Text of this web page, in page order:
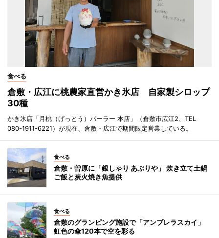
食べる
倉敷・広江に桃農家直営かき氷店 自家製シロップ
30種
かき氷店「月桃（げっとう）パーラー 本店」（倉敷市広江2、TEL
080-1911-6221）が現在、倉敷・広江で期間限定営業している。
食べる
倉敷・曽原に「銀しゃり あぶりや」 炊き立て土鍋
ご飯と炭火焼き魚提供
食べる
倉敷のグランピング施設で「アンブレラスカイ」
虹色の傘120本で空を彩る